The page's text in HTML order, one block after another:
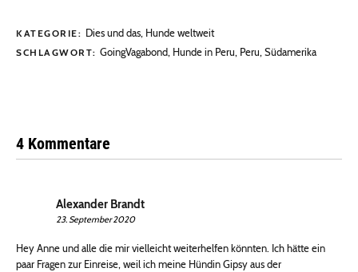
KATEGORIE: Dies und das, Hunde weltweit
SCHLAGWORT: GoingVagabond, Hunde in Peru, Peru, Südamerika
4 Kommentare
Alexander Brandt
23. September 2020
Hey Anne und alle die mir vielleicht weiterhelfen könnten. Ich hätte ein
paar Fragen zur Einreise, weil ich meine Hündin Gipsy aus der